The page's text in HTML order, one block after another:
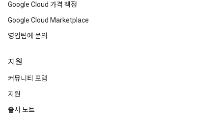
Google Cloud 가격 책정
Google Cloud Marketplace
영업팀에 문의
지원
커뮤니티 포럼
지원
출시 노트